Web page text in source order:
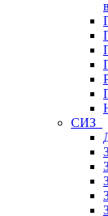
СИЗ